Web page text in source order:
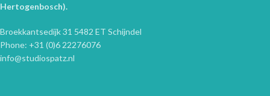
Hertogenbosch).
Broekkantsedijk 31 5482 ET Schijndel
Phone: +31 (0)6 22276076
info@studiospatz.nl